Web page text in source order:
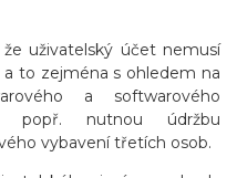
uživatelský účet nemusí
to zejména s ohledem na
a softwarového
popř. nutnou údržbu
vybavení třetích osob.